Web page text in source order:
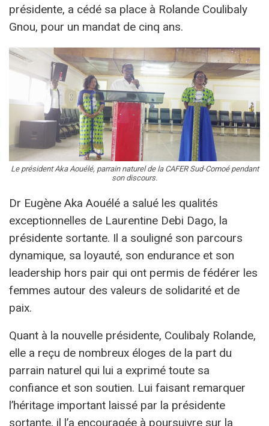
présidente, a cédé sa place à Rolande Coulibaly
Gnou, pour un mandat de cinq ans.
Le président Aka Aouélé, parrain naturel de la CAFER Sud-Comoé pendant
son discours.
Dr Eugène Aka Aouélé a salué les qualités
exceptionnelles de Laurentine Debi Dago, la
présidente sortante. Il a souligné son parcours
dynamique, sa loyauté, son endurance et son
leadership hors pair qui ont permis de fédérer les
femmes autour des valeurs de solidarité et de
paix.
Quant à la nouvelle présidente, Coulibaly Rolande,
elle a reçu de nombreux éloges de la part du
parrain naturel qui lui a exprimé toute sa
confiance et son soutien. Lui faisant remarquer
l’héritage important laissé par la présidente
sortante, il l’a encouragée à poursuivre sur la